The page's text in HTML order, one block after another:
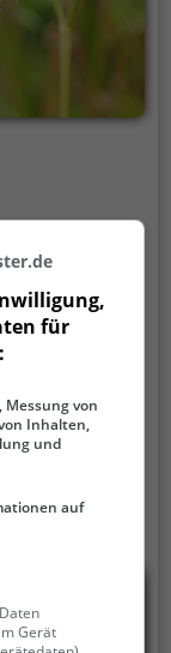
Geislingen an
ist er der 2.
und
und
zahlreiche
für
von
Inhalten,
und
auf
Gerät